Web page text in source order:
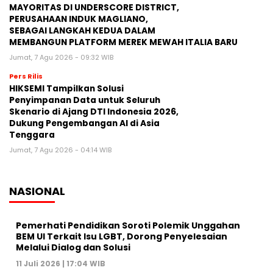
MAYORITAS DI UNDERSCORE DISTRICT,
PERUSAHAAN INDUK MAGLIANO,
SEBAGAI LANGKAH KEDUA DALAM
MEMBANGUN PLATFORM MEREK MEWAH ITALIA BARU
Jumat, 7 Agu 2026 - 09:32 WIB
Pers Rilis
HIKSEMI Tampilkan Solusi
Penyimpanan Data untuk Seluruh
Skenario di Ajang DTI Indonesia 2026,
Dukung Pengembangan AI di Asia
Tenggara
Jumat, 7 Agu 2026 - 04:14 WIB
NASIONAL
Pemerhati Pendidikan Soroti Polemik Unggahan
BEM UI Terkait Isu LGBT, Dorong Penyelesaian
Melalui Dialog dan Solusi
11 Juli 2026 | 17:04 WIB